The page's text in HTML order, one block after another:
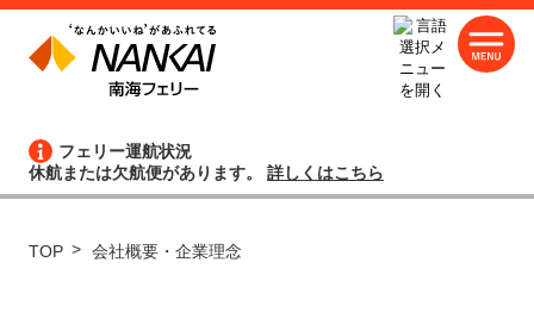
フェリー運航状況
休航または欠航便があります。 詳しくはこちら
TOP 会社概要・企業理念